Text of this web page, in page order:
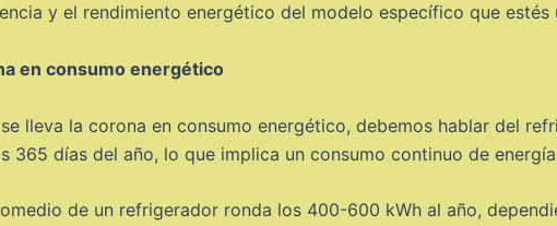
y el rendimiento energético del modelo específico que estés
en consumo energético
lleva la corona en consumo energético, debemos hablar del
365 días del año, lo que implica un consumo continuo de
de un refrigerador ronda los 400-600 kWh al año,